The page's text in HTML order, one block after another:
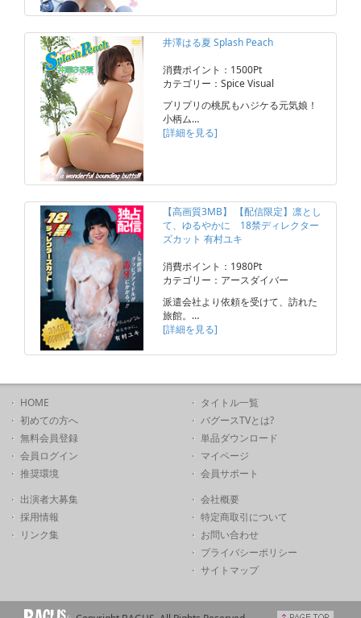
井澤はる夏 Splash Peach
消費ポイント：1500Pt
カテゴリー：Spice Visual
プリプリの桃尻もハジケる元気娘！
小柄ム…
[詳細を見る]
【高画質3MB】 【配信限定】凛とし
て、ゆるやかに 18禁ディレクター
ズカット 有村ユキ
消費ポイント：1980Pt
カテゴリー：アースダイバー
派遣会社より依頼を受けて、訪れた
旅館。…
[詳細を見る]
HOME
初めての方へ
無料会員登録
会員ログイン
推奨環境
タイトル一覧
バグースTVとは?
単品ダウンロード
マイページ
会員サポート
出演者大募集
採用情報
リンク集
会社概要
特定商取引について
お問い合わせ
プライバシーポリシー
サイトマップ